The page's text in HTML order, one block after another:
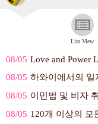
List View
08/05 Love and Power LLC는
08/05 하와이에서의 일자리 찾기 ・ 인재 찾기
08/05 이민법 및 비자 취득 절차에 있
08/05 120개 이상의 모든 종류의 모기